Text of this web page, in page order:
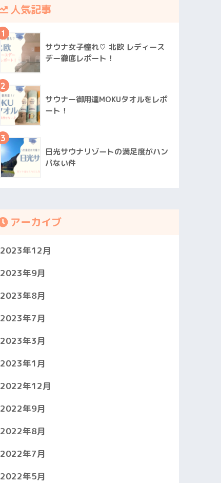
人気記事
1
サウナ女子憧れ♡ 北欧 レディース
デー徹底レポート！
2
サウナー御用達MOKUタオルをレポ
ート！
3
日光サウナリゾートの満足度がハン
パない件
アーカイブ
2023年12月
2023年9月
2023年8月
2023年7月
2023年3月
2023年1月
2022年12月
2022年9月
2022年8月
2022年7月
2022年5月